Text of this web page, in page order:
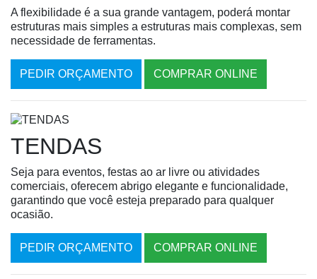
A flexibilidade é a sua grande vantagem, poderá montar
estruturas mais simples a estruturas mais complexas, sem
necessidade de ferramentas.
PEDIR ORÇAMENTO COMPRAR ONLINE
TENDAS
Seja para eventos, festas ao ar livre ou atividades
comerciais, oferecem abrigo elegante e funcionalidade,
garantindo que você esteja preparado para qualquer
ocasião.
PEDIR ORÇAMENTO COMPRAR ONLINE